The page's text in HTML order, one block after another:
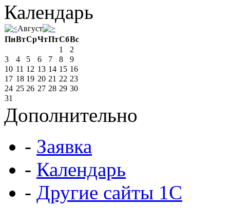
Календарь
Август
ПнВтСрЧтПтСбВс
1
2
3
4 5 6 7 8
9
10 11 12 13 14 15 16
17 18 19 20 21 22 23
24 25 26 27 28 29 30
31
Дополнительно
- Заявка
- Календарь
- Другие сайты 1С